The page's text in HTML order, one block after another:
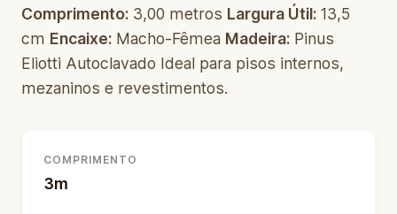
Comprimento: 3,00 metros Largura Útil: 13,5
cm Encaixe: Macho-Fêmea Madeira: Pinus
Eliotti Autoclavado Ideal para pisos internos,
mezaninos e revestimentos.
COMPRIMENTO
3m